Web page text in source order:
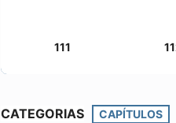
111
CATEGORIAS CAPÍTULOS